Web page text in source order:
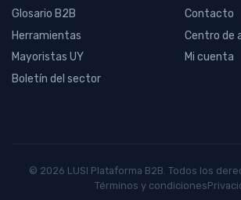
Glosario B2B
Herramientas
Mayoristas UY
Boletín del sector
Contacto
Centro de
Mi cuenta
© 2026 LUSI Plataforma B2B. Todos los
Términos y condiciones